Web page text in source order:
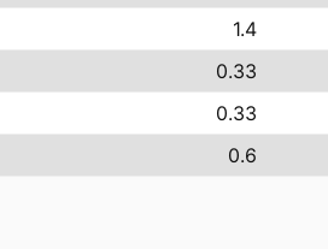
1.4
0.33
0.33
0.6